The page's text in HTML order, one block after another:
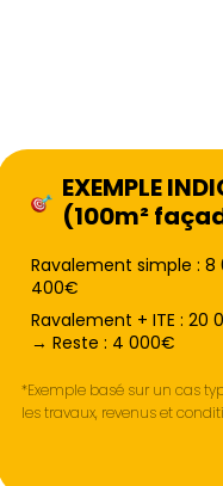
EXEMPLE
(100m²
Ravalement simple : 8
400€
Ravalement + ITE : 20
→ Reste : 4 000€
*Exemple basé sur un cas
les travaux, revenus et